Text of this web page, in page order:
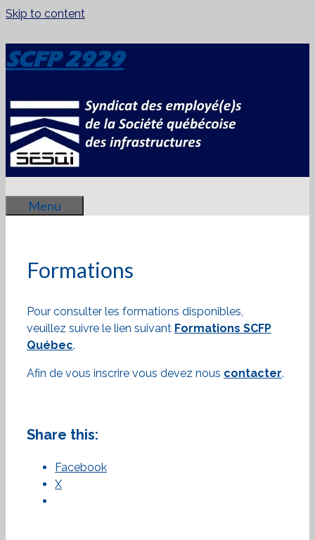
Skip to content
SCFP 2929
Menu
Formations
Pour consulter les formations disponibles,
veuillez suivre le lien suivant Formations SCFP
Québec.
Afin de vous inscrire vous devez nous contacter.
Share this:
Facebook
X